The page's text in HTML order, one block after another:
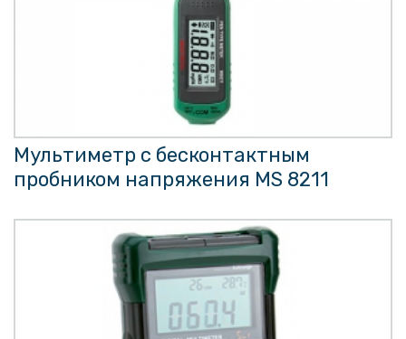
Мультиметр с бесконтактным
пробником напряжения MS 8211